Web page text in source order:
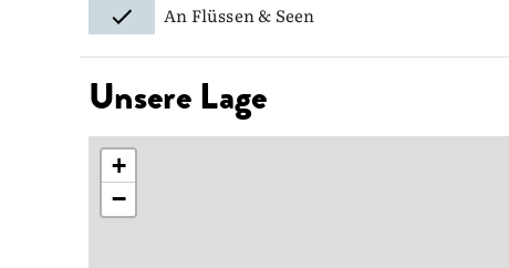
An Flüssen & Seen
Unsere Lage
+
−